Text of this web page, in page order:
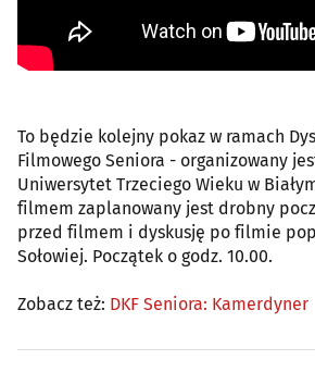
To będzie kolejny pokaz w ramach
Filmowego Seniora - organizowany
Uniwersytet Trzeciego Wieku w
filmem zaplanowany jest drobny
przed filmem i dyskusję po filmie
Sołowiej. Początek o godz. 10.00.
Zobacz też: DKF Seniora: Kamerdyner